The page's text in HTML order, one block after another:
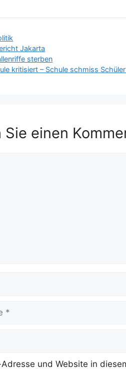
Jakarta
sterben
kritisiert – Schule schmiss
Sie einen
und Website in